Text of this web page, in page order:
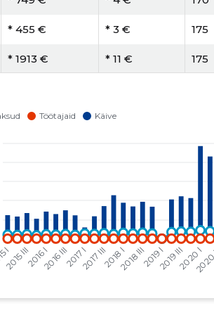
* 455 € * 3 € 175
* 1913 € * 11 € 175
* 2737 € * 15 €
172
* 6 €
* 1094 € * 7 € 168
* 994 € * 6 € 169
* 1017 € * 6 € 163